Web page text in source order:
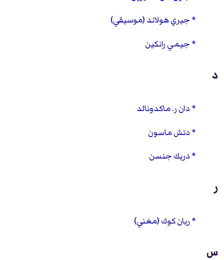
جيري هولاند (موسيقي)
جيمي رانكين
د
دان ر. ماكدونالد
دتش ماسون
دريك جنسن
ر
ريان كوك (مغني)
س